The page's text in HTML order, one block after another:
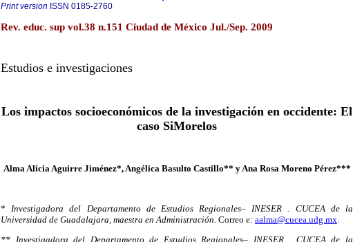
Print version ISSN 0185-2760
Rev. educ. sup vol.38 n.151 Ciudad de México Jul./Sep. 2009
Estudios e investigaciones
Los impactos socioeconómicos de la investigación en occidente: El
caso SiMorelos
Alma Alicia Aguirre Jiménez*, Angélica Basulto Castillo** y Ana Rosa Moreno Pérez***
*Investigadora del Departamento de Estudios Regionales– INESER . CUCEA de la
Universidad de Guadalajara, maestra en Administración. Correo e: aalma@cucea.udg.mx.
** Investigadora del Departamento de Estudios Regionales– INESER . CUCEA de la